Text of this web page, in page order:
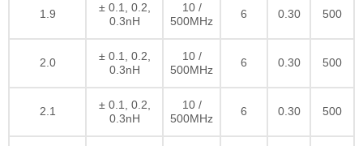
1.9
± 0.1, 0.2,
0.3nH
10 /
500MHz
6 0.30 500
2.0
± 0.1, 0.2,
0.3nH
10 /
500MHz
6 0.30 500
2.1
± 0.1, 0.2,
0.3nH
10 /
500MHz
6 0.30 500